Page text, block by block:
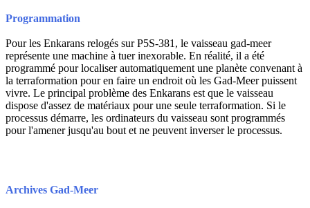
Programmation
Pour les Enkarans relogés sur P5S-381, le vaisseau gad-meer
représente une machine à tuer inexorable. En réalité, il a été
programmé pour localiser automatiquement une planète convenant à
la terraformation pour en faire un endroit où les Gad-Meer puissent
vivre. Le principal problème des Enkarans est que le vaisseau
dispose d'assez de matériaux pour une seule terraformation. Si le
processus démarre, les ordinateurs du vaisseau sont programmés
pour l'amener jusqu'au bout et ne peuvent inverser le processus.
Archives Gad-Meer